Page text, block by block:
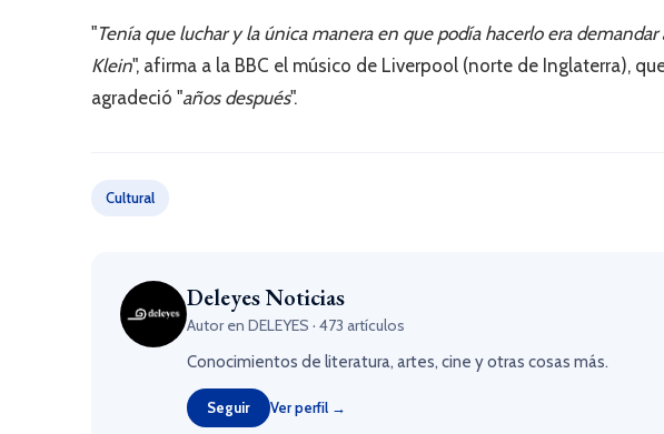
"Tenía que luchar y la única manera en que podía hacerlo era
Klein", afirma a la BBC el músico de Liverpool (norte de Inglaterra),
agradeció "años después".
Cultural
Deleyes Noticias
Autor en DELEYES · 473 artículos
Conocimientos de literatura, artes, cine y otras cosas más.
Seguir Ver perfil →